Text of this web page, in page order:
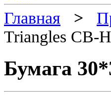
Главная >
Triangles CB-
Бумага